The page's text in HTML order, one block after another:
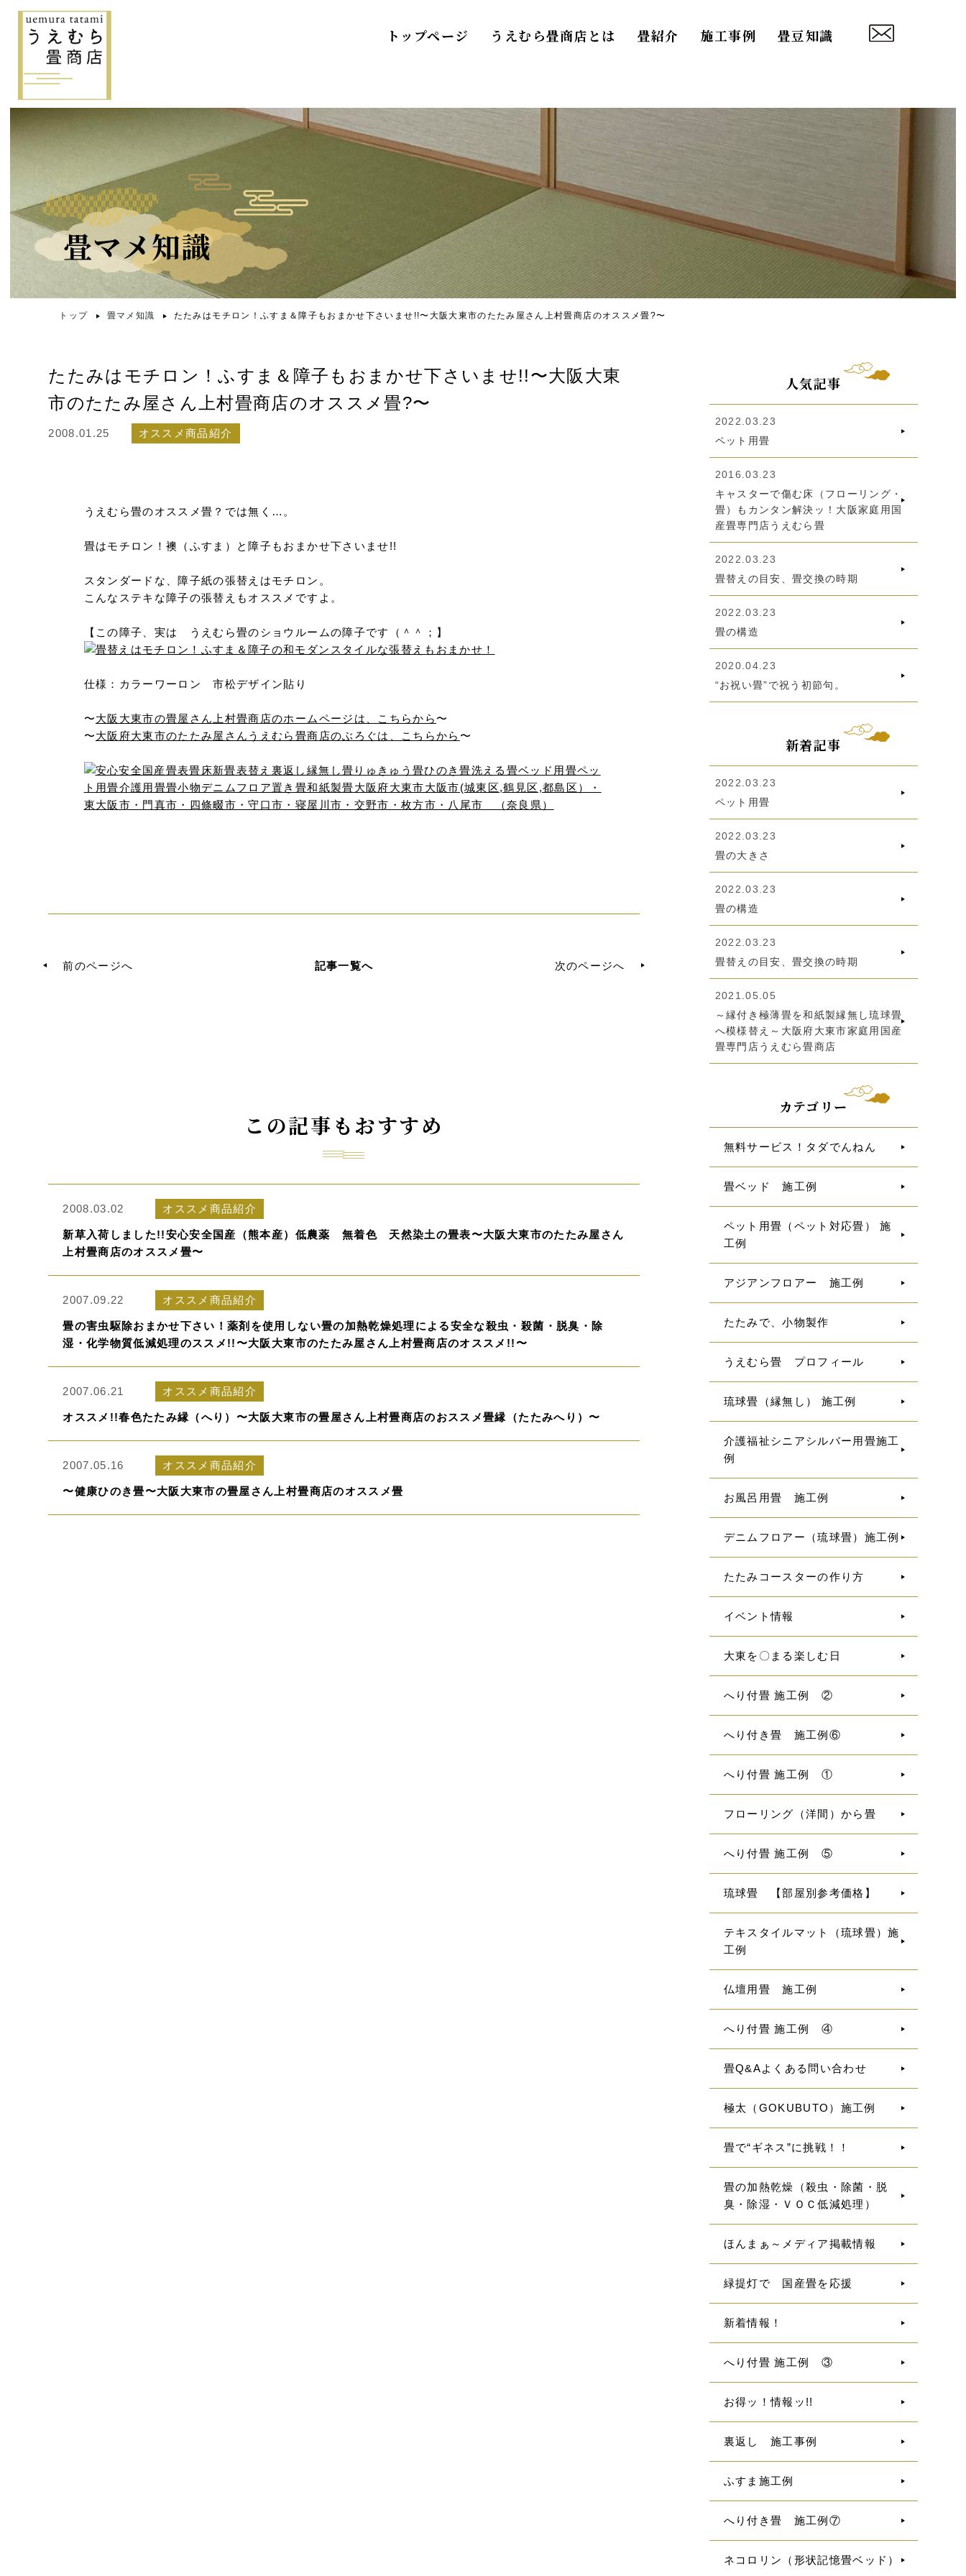
トップページ うえむら畳商店とは 畳紹介 施工事例 畳豆知識
畳マメ知識
トップ 畳マメ知識 たたみはモチロン！ふすま＆障子もおまかせ下さいませ!!〜大阪大東市のたたみ屋さん上村畳商店のオススメ畳?〜
たたみはモチロン！ふすま＆障子もおまかせ下さいませ!!〜大阪大東
市のたたみ屋さん上村畳商店のオススメ畳?〜
2008.01.25 オススメ商品紹介
うえむら畳のオススメ畳？では無く…。
畳はモチロン！襖（ふすま）と障子もおまかせ下さいませ!!
スタンダードな、障子紙の張替えはモチロン。
こんなステキな障子の張替えもオススメですよ。
【この障子、実は うえむら畳のショウルームの障子です（＾＾；】
仕様：カラーワーロン 市松デザイン貼り
〜大阪大東市の畳屋さん上村畳商店のホームページは、こちらから 〜
〜大阪府大東市のたたみ屋さんうえむら畳商店のぶろぐは、こちらから 〜
前のページへ 記事一覧へ 次のページへ
この記事もおすすめ
2008.03.02 オススメ商品紹介
新草入荷しました!!安心安全国産（熊本産）低農薬 無着色 天然染土の畳表〜大阪大東市のたたみ屋さん
上村畳商店のオススメ畳〜
2007.09.22 オススメ商品紹介
畳の害虫駆除おまかせ下さい！薬剤を使用しない畳の加熱乾燥処理による安全な殺虫・殺菌・脱臭・除
湿・化学物質低減処理のススメ!!〜大阪大東市のたたみ屋さん上村畳商店のオススメ!!〜
2007.06.21 オススメ商品紹介
オススメ!!春色たたみ縁（へり）〜大阪大東市の畳屋さん上村畳商店のおススメ畳縁（たたみへり）〜
2007.05.16 オススメ商品紹介
〜健康ひのき畳〜大阪大東市の畳屋さん上村畳商店のオススメ畳
人気記事
2022.03.23
ペット用畳
2016.03.23
キャスターで傷む床（フローリング・
畳）もカンタン解決ッ！大阪家庭用国
産畳専門店うえむら畳
2022.03.23
畳替えの目安、畳交換の時期
2022.03.23
畳の構造
2020.04.23
“お祝い畳”で祝う初節句。
新着記事
2022.03.23
ペット用畳
2022.03.23
畳の大きさ
2022.03.23
畳の構造
2022.03.23
畳替えの目安、畳交換の時期
2021.05.05
～縁付き極薄畳を和紙製縁無し琉球畳
へ模様替え～大阪府大東市家庭用国産
畳専門店うえむら畳商店
カテゴリー
無料サービス！タダでんねん
畳ベッド 施工例
ペット用畳（ペット対応畳） 施
工例
アジアンフロアー 施工例
たたみで、小物製作
うえむら畳 プロフィール
琉球畳（縁無し） 施工例
介護福祉シニアシルバー用畳施工
例
お風呂用畳 施工例
デニムフロアー（琉球畳）施工例
たたみコースターの作り方
イベント情報
大東を〇まる楽しむ日
へり付畳 施工例 ②
へり付き畳 施工例⑥
へり付畳 施工例 ①
フローリング（洋間）から畳
へり付畳 施工例 ⑤
琉球畳 【部屋別参考価格】
テキスタイルマット（琉球畳）施
工例
仏壇用畳 施工例
へり付畳 施工例 ④
畳Q&Aよくある問い合わせ
極太（GOKUBUTO）施工例
畳で“ギネス”に挑戦！！
畳の加熱乾燥（殺虫・除菌・脱
臭・除湿・ＶＯＣ低減処理）
ほんまぁ～メディア掲載情報
緑提灯で 国産畳を応援
新着情報！
へり付畳 施工例 ③
お得ッ！情報ッ!!
裏返し 施工事例
ふすま施工例
へり付き畳 施工例⑦
ネコロリン（形状記憶畳ベッド）